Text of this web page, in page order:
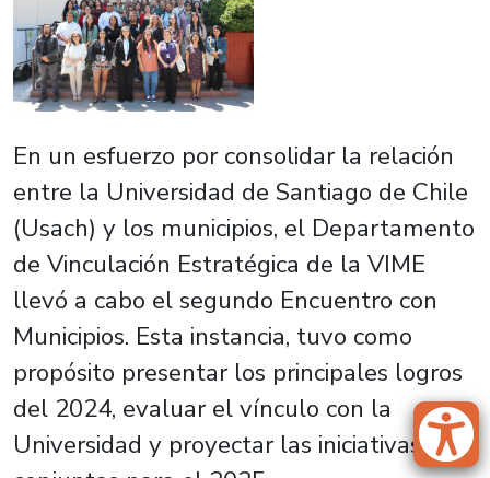
En un esfuerzo por consolidar la relación
entre la Universidad de Santiago de Chile
(Usach) y los municipios, el Departamento
de Vinculación Estratégica de la VIME
llevó a cabo el segundo Encuentro con
Municipios. Esta instancia, tuvo como
propósito presentar los principales logros
del 2024, evaluar el vínculo con la
Universidad y proyectar las iniciativas